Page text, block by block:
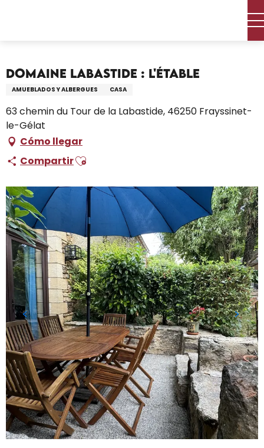
Domaine Labastide : L'Étable
AMUEBLADOS Y ALBERGUES CASA
63 chemin du Tour de la Labastide, 46250 Frayssinet-
le-Gélat
Cómo llegar
CompartirAjouter aux favoris